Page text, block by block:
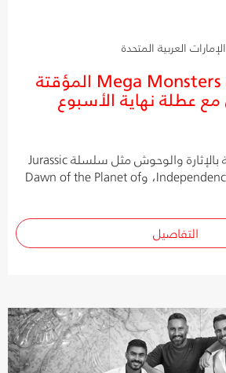
OSN تطلق قناة Mega Monsters المؤقتة
مع عطلة نهاية الأسبوع
OSN تقدّم أفلاماً مليئة بالإثارة والوحوش مثل سلسلة Jurassic
Park الشهيرة، وIndependence Day، وDawn of the Planet of
التفاصيل